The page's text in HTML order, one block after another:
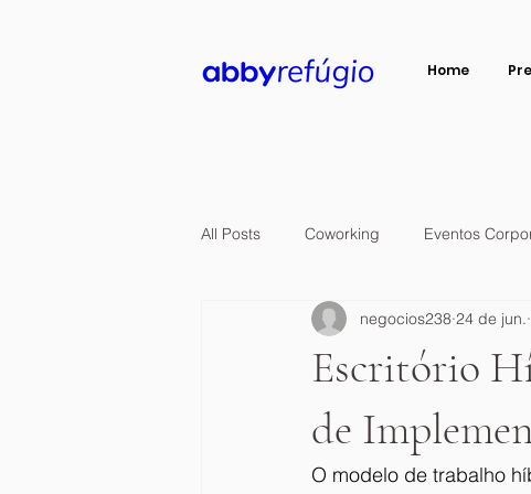
Home
All Posts Coworking Eventos
Escritório
de
negocios238 24 de jun.
O modelo de trabalho